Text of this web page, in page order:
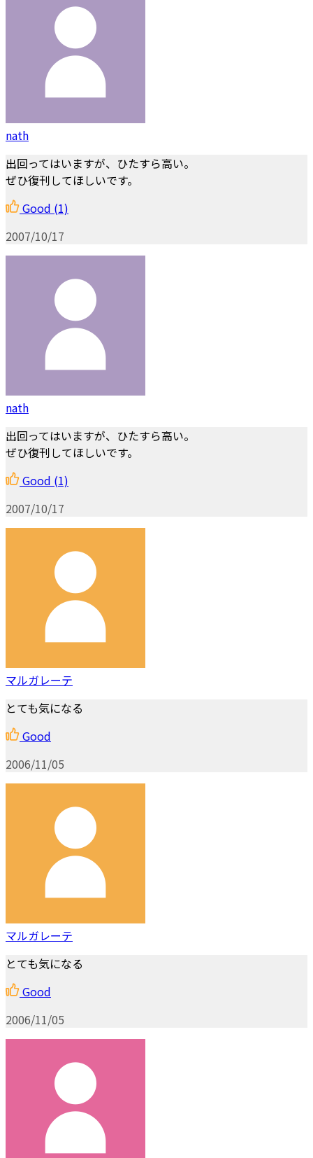
nath
出回ってはいますが、ひたすら高い。
ぜひ復刊してほしいです。
Good (1)
2007/10/17
nath
出回ってはいますが、ひたすら高い。
ぜひ復刊してほしいです。
Good (1)
2007/10/17
マルガレーテ
とても気になる
Good
2006/11/05
マルガレーテ
とても気になる
Good
2006/11/05